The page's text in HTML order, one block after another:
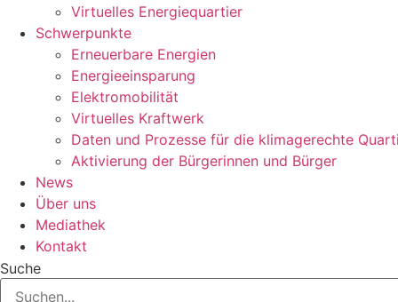
Virtuelles Energiequartier
Schwerpunkte
Erneuerbare Energien
Energieeinsparung
Elektromobilität
Virtuelles Kraftwerk
Daten und Prozesse für die klimagerechte
Aktivierung der Bürgerinnen und Bürger
News
Über uns
Mediathek
Kontakt
Suche